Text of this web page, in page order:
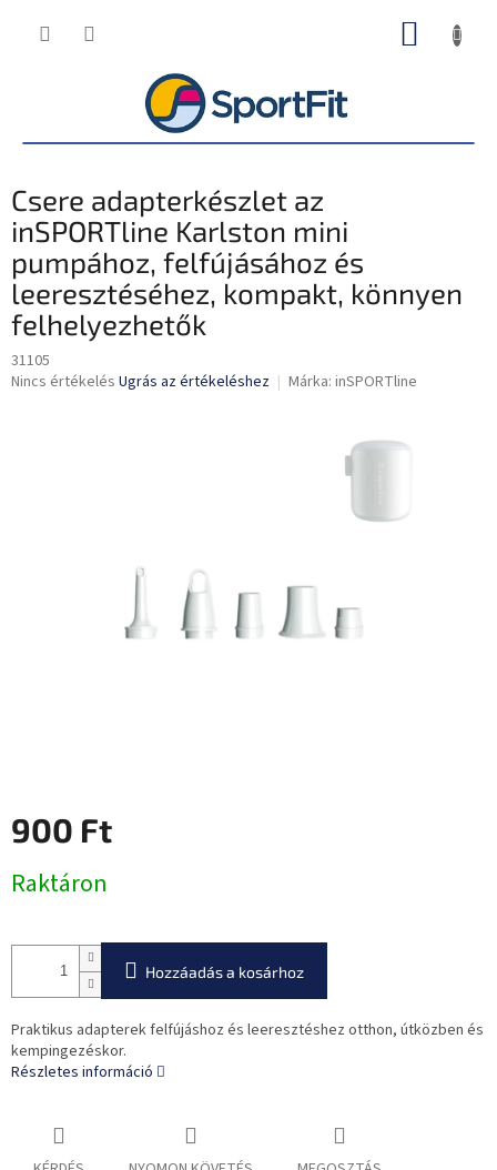
KOSÁR
Csere adapterkészlet az
inSPORTline Karlston mini
pumpához, felfújásához és
leeresztéséhez, kompakt, könnyen
felhelyezhetők
31105
A
Nincs értékelés Ugrás az értékeléshez Márka: inSPORTline
900 Ft
Raktáron
Hozzáadás a kosárhoz
Praktikus adapterek felfújáshoz és leeresztéshez otthon, útközben és
kempingezéskor.
Részletes információ